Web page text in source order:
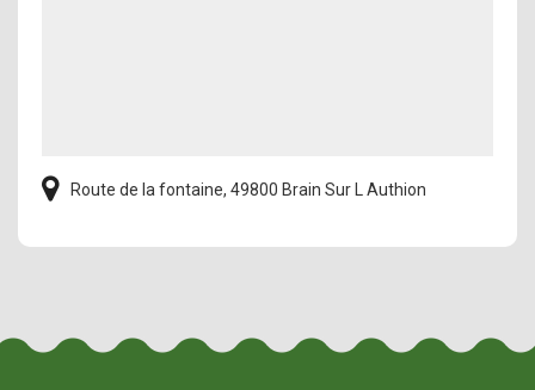
Route de la fontaine, 49800 Brain Sur L Authion